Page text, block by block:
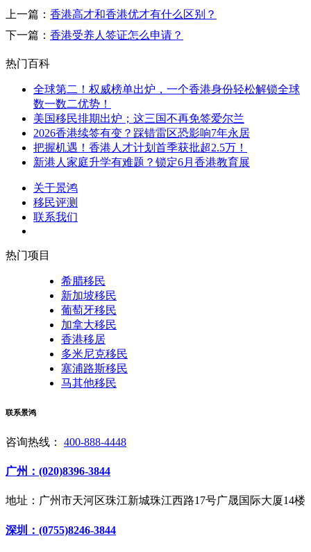
上一篇： 香港高才和香港优才有什么区别？
下一篇： 香港受养人签证怎么申请？
热门百科
全球第二！权威榜单出炉，一个香港身份轻松解锁全球
数一数二优势！
美国移民排期出炉；这三国不再免签爱尔兰
2026香港续签有变？踩错雷区恐影响7年永居
把握机遇！香港人才计划首季获批超2.5万！
新港人家庭升学有难题？锁定6月香港教育展
关于景鸿
移民评测
联系我们
热门项目
希腊移民
新加坡移民
葡萄牙移民
加拿大移民
香港移居
多米尼克移民
塞浦路斯移民
马其他移民
联系景鸿
咨询热线： 400-888-4448
广州：(020)8396-3844
地址：广州市天河区珠江新城珠江西路17号广晟国际大厦14楼
深圳：(0755)8246-3844